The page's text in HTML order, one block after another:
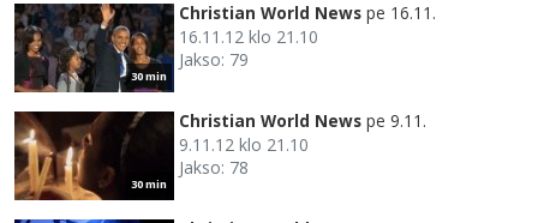
30 min
Christian World News pe 16.11.
16.11.12 klo 21.10
Jakso: 79
30 min
Christian World News pe 9.11.
9.11.12 klo 21.10
Jakso: 78